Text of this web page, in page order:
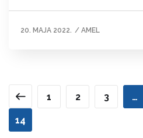
20. MAJA 2022. / AMEL
1 2 3 …
14